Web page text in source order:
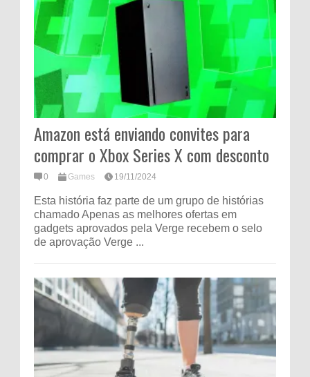
Amazon está enviando convites para
comprar o Xbox Series X com desconto
0 Games 19/11/2024
Esta história faz parte de um grupo de histórias
chamado Apenas as melhores ofertas em
gadgets aprovados pela Verge recebem o selo
de aprovação Verge ...